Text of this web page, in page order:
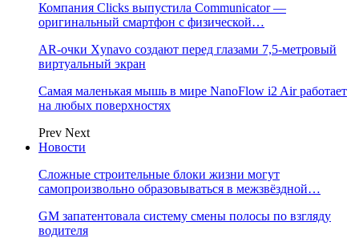
Компания Clicks выпустила Communicator —
оригинальный смартфон с физической…
AR-очки Xynavo создают перед глазами 7,5-метровый
виртуальный экран
Самая маленькая мышь в мире NanoFlow i2 Air работает
на любых поверхностях
Prev Next
Новости
Сложные строительные блоки жизни могут
самопроизвольно образовываться в межзвёздной…
GM запатентовала систему смены полосы по взгляду
водителя